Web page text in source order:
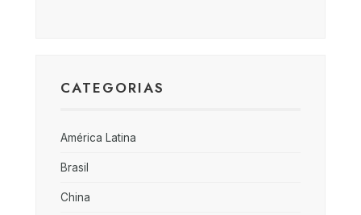
CATEGORIAS
América Latina
Brasil
China